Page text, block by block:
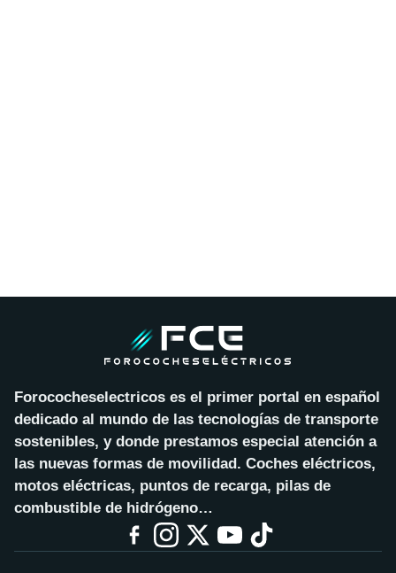
Forococheselectricos es el primer portal en español
dedicado al mundo de las tecnologías de transporte
sostenibles, y donde prestamos especial atención a
las nuevas formas de movilidad. Coches eléctricos,
motos eléctricas, puntos de recarga, pilas de
combustible de hidrógeno…